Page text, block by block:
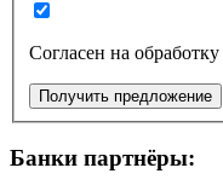
Согласен на обработку
Получить предложение
Банки партнёры: